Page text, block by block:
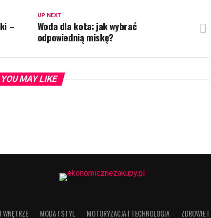
UP NEXT
Woda dla kota: jak wybrać
odpowiednią miskę?
–
YOU MAY LIKE
WNĘTRZE MODA I STYL MOTORYZACJA I TECHNOLOGIA ZDROWIE